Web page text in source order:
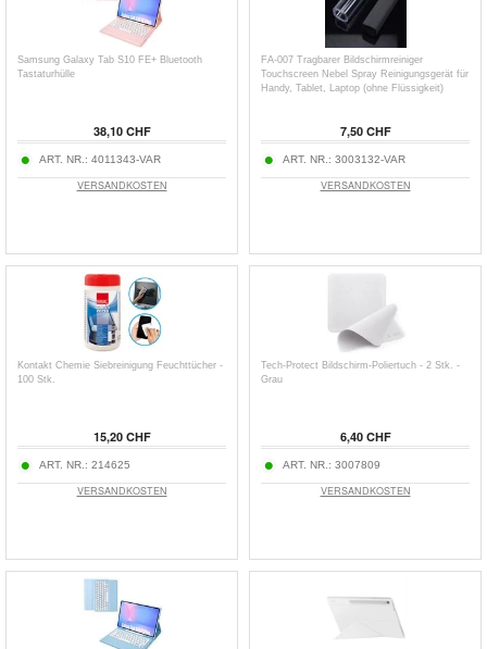
Samsung Galaxy Tab S10 FE+ Bluetooth
Tastaturhülle
38,10 CHF
ART. NR.: 4011343-VAR
VERSANDKOSTEN
FA-007 Tragbarer Bildschirmreiniger
Touchscreen Nebel Spray Reinigungsgerät für
Handy, Tablet, Laptop (ohne Flüssigkeit)
7,50 CHF
ART. NR.: 3003132-VAR
VERSANDKOSTEN
Kontakt Chemie Siebreinigung Feuchttücher -
100 Stk.
15,20 CHF
ART. NR.: 214625
VERSANDKOSTEN
Tech-Protect Bildschirm-Poliertuch - 2 Stk. -
Grau
6,40 CHF
ART. NR.: 3007809
VERSANDKOSTEN